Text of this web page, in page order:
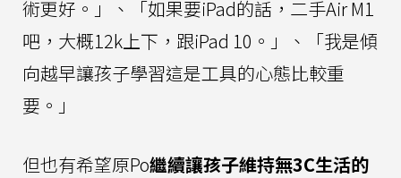
術更好。」、「如果要iPad的話，二手Air M1
吧，大概12k上下，跟iPad 10。」、「我是傾
向越早讓孩子學習這是工具的心態比較重
要。」
但也有希望原Po繼續讓孩子維持無3C生活的